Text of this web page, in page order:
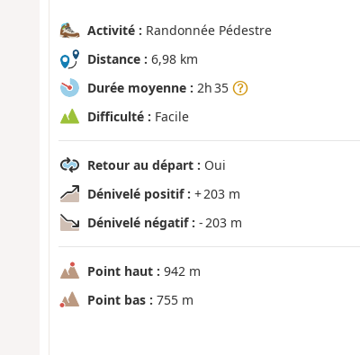
Activité : Randonnée Pédestre
Distance : 6,98 km
Durée moyenne : 2h 35
Difficulté : Facile
Retour au départ : Oui
Dénivelé positif : + 203 m
Dénivelé négatif : - 203 m
Point haut : 942 m
Point bas : 755 m